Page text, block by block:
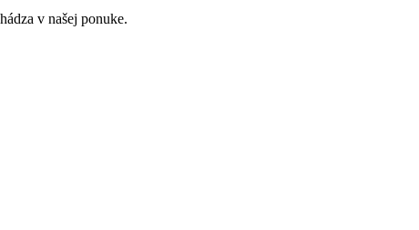
v našej ponuke.